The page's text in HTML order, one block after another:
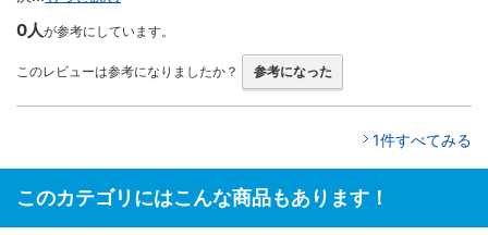
0人が参考にしています。
このレビューは参考になりましたか？ 参考になった
1件すべてみる
このカテゴリにはこんな商品もあります！